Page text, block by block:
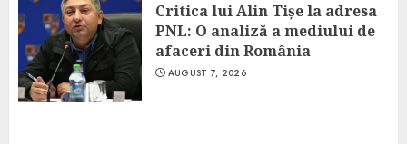
Critica lui Alin Tișe la adresa
PNL: O analiză a mediului de
afaceri din România
AUGUST 7, 2026